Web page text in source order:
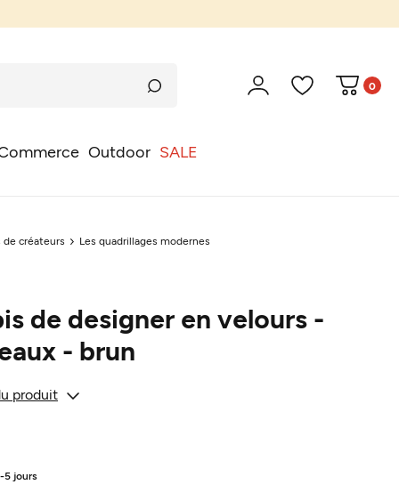
Outdoor SALE
0
de créateurs Les quadrillages modernes
de designer en velours -
- brun
produit
5 jours